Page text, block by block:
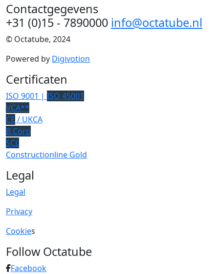
Contactgegevens
+31 (0)15 - 7890000 info@octatube.nl
© Octatube, 2024
Powered by Digivotion
Certificaten
ISO 9001 | ISO 45001
VCA**
CE / UKCA
B Corp
SCL
Constructionline Gold
Legal
Legal
Privacy
Cookies
Follow Octatube
Facebook